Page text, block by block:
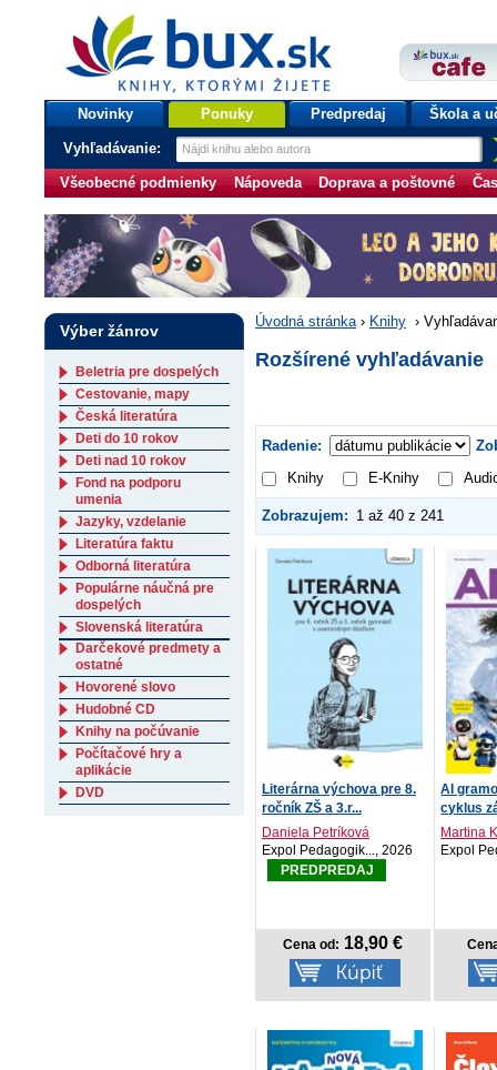
bux.sk
knihy, ktorými žijete
Úvodná stránka
Novinky Ponuky Predpredaj Škola a
Vyhľadávanie:
Všeobecné podmienky Nápoveda Doprava a poštovné
Úvodná stránka› Knihy ›
Rozšírené vyhľadávanie
Radenie:
Knihy
E-Knihy
Zobrazujem: 1 až 40 z 241
Literárna výchova pre 8.
ročník ZŠ a 3.r...
Daniela Petríková
Expol Pedagogik..., 2026
PREDPREDAJ
Cena od: 18,90 €
AI
cyklus
Martina
Expol
Výber žánrov
Beletria pre dospelých
Cestovanie, mapy
Česká literatúra
Deti do 10 rokov
Deti nad 10 rokov
Fond na podporu
umenia
Jazyky, vzdelanie
Literatúra faktu
Odborná literatúra
Populárne náučná pre
dospelých
Slovenská literatúra
Darčekové predmety a
ostatné
Hovorené slovo
Hudobné CD
Knihy na počúvanie
Počítačové hry a
aplikácie
DVD